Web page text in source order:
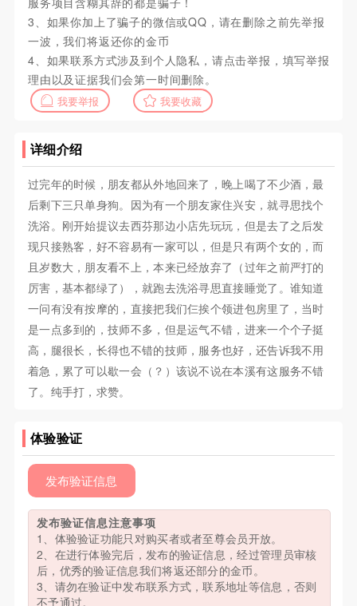
3、如果你加上了骗子的微信或QQ，请在删除之前先举报
一波，我们将返还你的金币
4、如果联系方式涉及到个人隐私，请点击举报，填写举报
理由以及证据我们会第一时间删除。
我要举报 我要收藏
详细介绍
过完年的时候，朋友都从外地回来了，晚上喝了不少酒，最
后剩下三只单身狗。因为有一个朋友家住兴安，就寻思找个
洗浴。刚开始提议去西芬那边小店先玩玩，但是去了之后发
现只接熟客，好不容易有一家可以，但是只有两个女的，而
且岁数大，朋友看不上，本来已经放弃了（过年之前严打的
厉害，基本都绿了），就跑去洗浴寻思直接睡觉了。谁知道
一问有没有按摩的，直接把我们仨挨个领进包房里了，当时
是一点多到的，技师不多，但是运气不错，进来一个个子挺
高，腿很长，长得也不错的技师，服务也好，还告诉我不用
着急，累了可以歇一会（？）该说不说在本溪有这服务不错
了。纯手打，求赞。
体验验证
发布验证信息
发布验证信息注意事项
1、体验验证功能只对购买者或者至尊会员开放。
2、在进行体验完后，发布的验证信息，经过管理员审核
后，优秀的验证信息我们将返还部分的金币。
3、请勿在验证中发布联系方式，联系地址等信息，否则
不予通过。